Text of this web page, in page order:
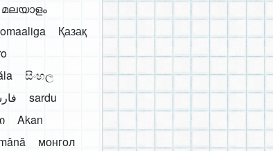
മലയാളം
Қазақ
සිංහල
sardu
Akan
монгол